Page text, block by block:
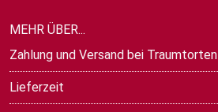
MEHR ÜBER...
Zahlung und Versand bei Traumtorten
Lieferzeit